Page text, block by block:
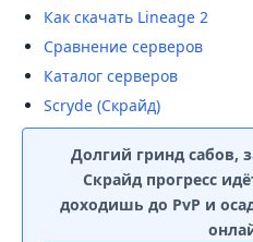
Как скачать Lineage 2
Сравнение серверов
Каталог серверов
Scryde (Скрайд)
Долгий гринд сабов,
Скрайд прогресс
доходишь до PvP и